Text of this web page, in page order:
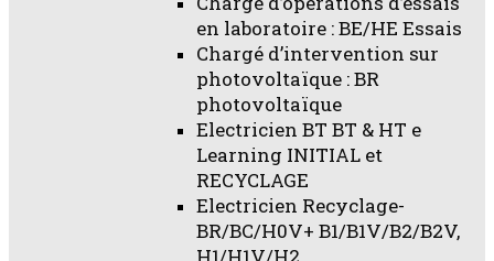
en laboratoire : BE/HE Essais
Chargé d’intervention sur
photovoltaïque : BR
photovoltaïque
Electricien BT BT & HT e
Learning INITIAL et
RECYCLAGE
Electricien Recyclage-
BR/BC/H0V+ B1/B1V/B2/B2V,